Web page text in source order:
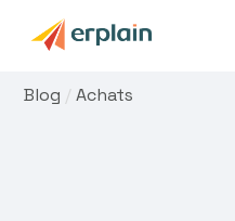
Blog /Achats